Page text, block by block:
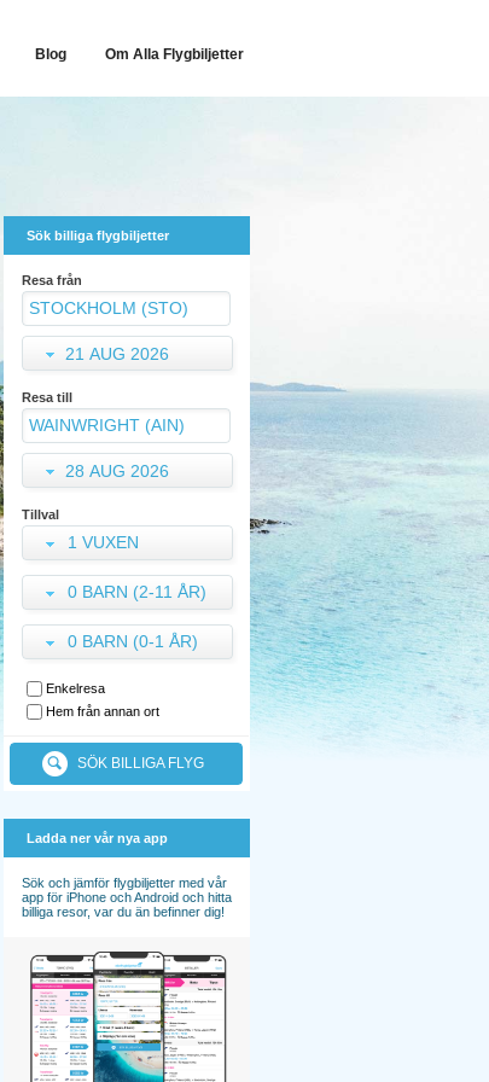
Blog Om Alla Flygbiljetter
Sök billiga flygbiljetter
Resa från
21 AUG 2026
Resa till
28 AUG 2026
Tillval
1 VUXEN
0 BARN (2-11 ÅR)
0 BARN (0-1 ÅR)
Enkelresa
Hem från annan ort
SÖK BILLIGA FLYG
Ladda ner vår nya app
Sök och jämför flygbiljetter med vår
app för iPhone och Android och hitta
billiga resor, var du än befinner dig!